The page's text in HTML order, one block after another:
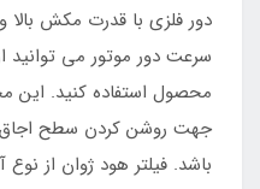
دور فلزی با قدرت مکش
سرعت دور موتور می توانید
جهت روشن کردن سطح اجاق
باشد. فیلتر هود ژوان از